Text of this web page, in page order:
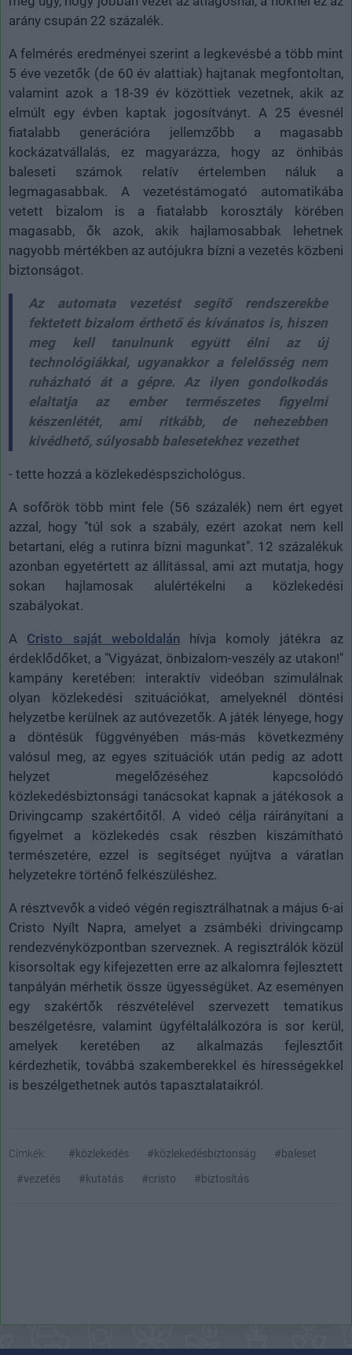
arány csupán 22 százalék.
A felmérés eredményei szerint a legkevésbé a több mint
5 éve vezetők (de 60 év alattiak) hajtanak megfontoltan,
valamint azok a 18-39 év közöttiek vezetnek, akik az
elmúlt egy évben kaptak jogosítványt. A 25 évesnél
fiatalabb generációra jellemzőbb a magasabb
kockázatvállalás, ez magyarázza, hogy az önhibás
baleseti számok relatív értelemben náluk a
legmagasabbak. A vezetéstámogató automatikába
vetett bizalom is a fiatalabb korosztály körében
magasabb, ők azok, akik hajlamosabbak lehetnek
nagyobb mértékben az autójukra bízni a vezetés közbeni
biztonságot.
Az automata vezetést segítő rendszerekbe
fektetett bizalom érthető és kívánatos is, hiszen
meg kell tanulnunk együtt élni az új
technológiákkal, ugyanakkor a felelősség nem
ruházható át a gépre. Az ilyen gondolkodás
elaltatja az ember természetes figyelmi
készenlétét, ami ritkább, de nehezebben
kivédhető, súlyosabb balesetekhez vezethet
- tette hozzá a közlekedéspszichológus.
A sofőrök több mint fele (56 százalék) nem ért egyet
azzal, hogy "túl sok a szabály, ezért azokat nem kell
betartani, elég a rutinra bízni magunkat". 12 százalékuk
azonban egyetértett az állítással, ami azt mutatja, hogy
sokan hajlamosak alulértékelni a közlekedési
szabályokat.
A Cristo saját weboldalánhívja komoly játékra az
érdeklődőket, a "Vigyázat, önbizalom-veszély az utakon!"
kampány keretében: interaktív videóban szimulálnak
olyan közlekedési szituációkat, amelyeknél döntési
helyzetbe kerülnek az autóvezetők. A játék lényege, hogy
a döntésük függvényében más-más következmény
valósul meg, az egyes szituációk után pedig az adott
helyzet megelőzéséhez kapcsolódó
közlekedésbiztonsági tanácsokat kapnak a játékosok a
Drivingcamp szakértőitől. A videó célja ráirányítani a
figyelmet a közlekedés csak részben kiszámítható
természetére, ezzel is segítséget nyújtva a váratlan
helyzetekre történő felkészüléshez.
A résztvevők a videó végén regisztrálhatnak a május 6-ai
Cristo Nyílt Napra, amelyet a zsámbéki drivingcamp
rendezvényközpontban szerveznek. A regisztrálók közül
kisorsoltak egy kifejezetten erre az alkalomra fejlesztett
tanpályán mérhetik össze ügyességüket. Az eseményen
egy szakértők részvételével szervezett tematikus
beszélgetésre, valamint ügyféltalálkozóra is sor kerül,
amelyek keretében az alkalmazás fejlesztőit
kérdezhetik, továbbá szakemberekkel és hírességekkel
is beszélgethetnek autós tapasztalataikról.
Címkék: #közlekedés #közlekedésbiztonság
#baleset
#vezetés
#kutatás #cristo #biztosítás